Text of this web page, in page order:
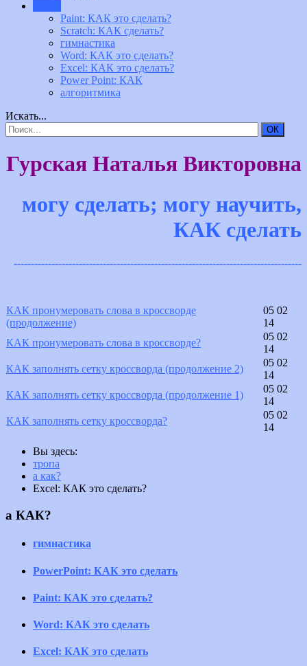
Paint: КАК это сделать?
Scratch: КАК сделать?
гимнастика
Word: КАК это сделать?
Excel: КАК это сделать?
Power Point: КАК
алгоритмика
Искать...
ОК
Гурская Наталья Викторовна
могу сделать; могу научить,
КАК сделать
------------------------------------------------------------------------------------
КАК пронумеровать слова в кроссворде
(продолжение)
05 02
14
КАК пронумеровать слова в кроссворде?
05 02
14
КАК заполнять сетку кроссворда (продолжение 2)
05 02
14
КАК заполнять сетку кроссворда (продолжение 1)
05 02
14
КАК заполнять сетку кроссворда?
05 02
14
Вы здесь:
тропа
а как?
Excel: КАК это сделать?
а КАК?
гимнастика
PowerPoint: КАК это сделать
Paint: КАК это сделать?
Word: КАК это сделать
Excel: КАК это сделать